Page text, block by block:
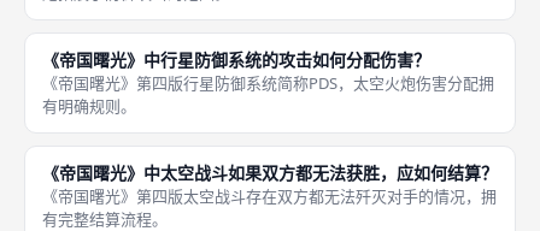
《帝国曙光》中行星防御系统的攻击如何分配伤害？
《帝国曙光》第四版行星防御系统简称PDS，太空火炮伤害分配拥
有明确规则。
《帝国曙光》中太空战斗如果双方都无法获胜，应如何结算？
《帝国曙光》第四版太空战斗存在双方都无法歼灭对手的情况，拥
有完整结算流程。